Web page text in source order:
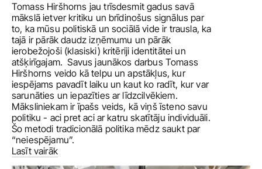
Tomass Hiršhorns jau trīsdesmit gadus savā
mākslā ietver kritiku un brīdinošus signālus par
to, ka mūsu politiskā un sociālā vide ir trausla, ka
tajā ir pārāk daudz izņēmumu un pārāk
ierobežojoši (klasiski) kritēriji identitātei un
atšķirīgajam.  Savus jaunākos darbus Tomass
Hiršhorns veido kā telpu un apstākļus, kur
iespējams pavadīt laiku un kaut ko radīt, kur var
sarunāties un iepazīties ar līdzcilvēkiem.
Māksliniekam ir īpašs veids, kā viņš īsteno savu
politiku - aci pret aci ar katru skatītāju individuāli.
Šo metodi tradicionālā politika mēdz saukt par
Lasīt vairāk